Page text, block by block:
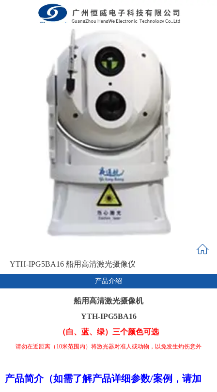
YTH-IPG5BA16 船用高清激光摄像仪
产品介绍
船用高清激光摄像机
YTH-IPG5BA16
（白、蓝、绿）三个颜色可选
请勿在近距离（10米范围内）将激光器对准人或动物，以免发生灼伤意外
产品简介（如需了解产品详细参数/案例，请加